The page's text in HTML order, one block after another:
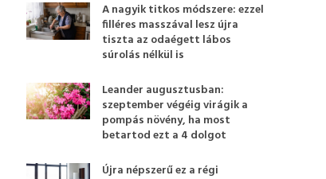
A nagyik titkos módszere: ezzel
filléres masszával lesz újra
tiszta az odaégett lábos
súrolás nélkül is
Leander augusztusban:
szeptember végéig virágik a
pompás növény, ha most
betartod ezt a 4 dolgot
Újra népszerű ez a régi